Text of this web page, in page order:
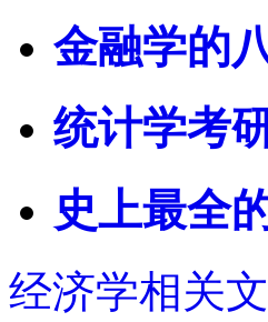
金融学的
统计学考
史上最全
经济学相关